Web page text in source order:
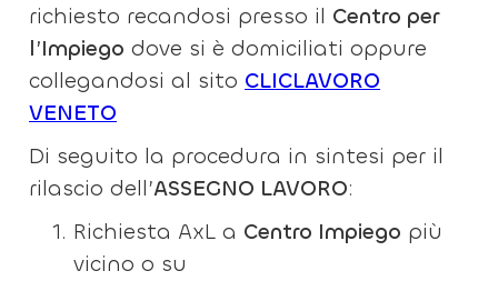
richiesto recandosi presso il Centro per
l’Impiego dove si è domiciliati oppure
collegandosi al sito CLICLAVORO
VENETO
Di seguito la procedura in sintesi per il
rilascio dell’ASSEGNO LAVORO:
Richiesta AxL a Centro Impiego più
vicino o su